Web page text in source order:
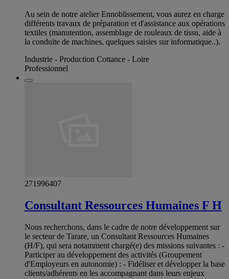
Au sein de notre atelier Ennoblissement, vous aurez en charge
différents travaux de préparation et d'assistance aux opérations
textiles (manutention, assemblage de rouleaux de tissu, aide à
la conduite de machines, quelques saisies sur informatique..).
Industrie - Production Cottance - Loire
Professionnel
271996407
Consultant Ressources Humaines F H
Nous recherchons, dans le cadre de notre développement sur
le secteur de Tarare, un Consultant Ressources Humaines
(H/F), qui sera notamment chargé(e) des missions suivantes : -
Participer au développement des activités (Groupement
d'Employeurs en autonomie) : - Fidéliser et développer la base
clients/adhérents en les accompagnant dans leurs enjeux